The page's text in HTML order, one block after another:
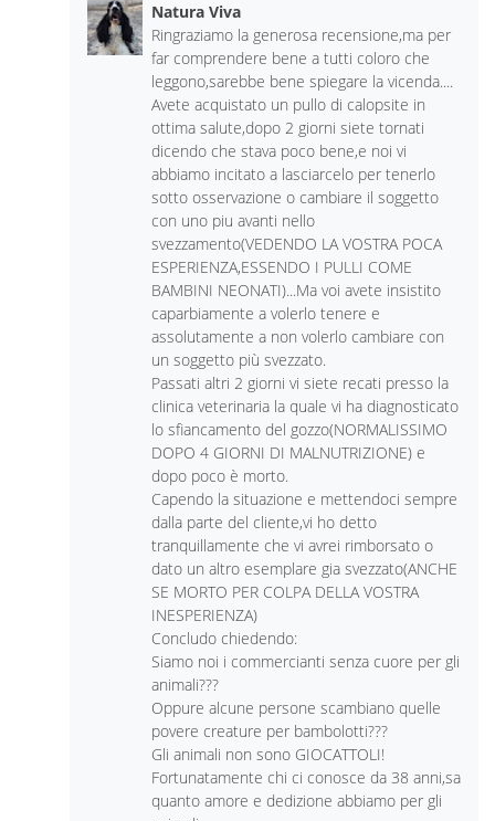
Natura Viva
Ringraziamo la generosa recensione,ma per
far comprendere bene a tutti coloro che
leggono,sarebbe bene spiegare la vicenda....
Avete acquistato un pullo di calopsite in
ottima salute,dopo 2 giorni siete tornati
dicendo che stava poco bene,e noi vi
abbiamo incitato a lasciarcelo per tenerlo
sotto osservazione o cambiare il soggetto
con uno piu avanti nello
svezzamento(VEDENDO LA VOSTRA POCA
ESPERIENZA,ESSENDO I PULLI COME
BAMBINI NEONATI)...Ma voi avete insistito
caparbiamente a volerlo tenere e
assolutamente a non volerlo cambiare con
un soggetto più svezzato.
Passati altri 2 giorni vi siete recati presso la
clinica veterinaria la quale vi ha diagnosticato
lo sfiancamento del gozzo(NORMALISSIMO
DOPO 4 GIORNI DI MALNUTRIZIONE) e
dopo poco è morto.
Capendo la situazione e mettendoci sempre
dalla parte del cliente,vi ho detto
tranquillamente che vi avrei rimborsato o
dato un altro esemplare gia svezzato(ANCHE
SE MORTO PER COLPA DELLA VOSTRA
INESPERIENZA)
Concludo chiedendo:
Siamo noi i commercianti senza cuore per gli
animali???
Oppure alcune persone scambiano quelle
povere creature per bambolotti???
Gli animali non sono GIOCATTOLI!
Fortunatamente chi ci conosce da 38 anni,sa
quanto amore e dedizione abbiamo per gli